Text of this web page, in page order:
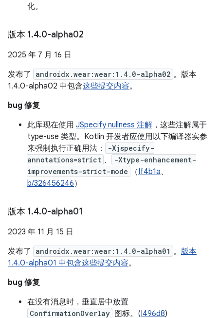
化。
版本 1.4.0-alpha02
2025 年 7 月 16 日
发布了
androidx.wear:wear:1.4.0-alpha02 。版本
1.4.0-alpha02 中包含这些提交内容。
bug 修复
此库现在使用 JSpecify nullness 注解 ，这些注解属于
type-use 类型。Kotlin 开发者应使用以下编译器实参
来强制执行正确用法：
-Xjspecify-
annotations=strict 、
-Xtype-enhancement-
improvements-strict-mode
（If4b1a、
b/326456246）
版本 1.4.0-alpha01
2023 年 11 月 15 日
发布了
androidx.wear:wear:1.4.0-alpha01 。 版本
1.4.0-alpha01 中包含这些提交内容。
bug 修复
在没有消息时，垂直居中放置
ConfirmationOverlay 图标。(I496d8)